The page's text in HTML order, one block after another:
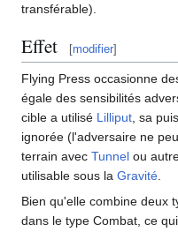
transférable).
Effet [modifier]
Flying Press occasionne
égale des sensibilités
cible a utilisé Lilliput , sa
ignorée (l'adversaire ne
terrain avec Tunnel ou
utilisable sous la Gravité
Bien qu'elle combine deux
dans le type Combat, ce